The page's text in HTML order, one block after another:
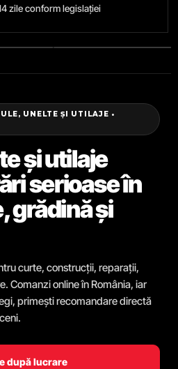
zile conform legislației
UNELTE ȘI UTILAJE •
și utilaje
serioase în
grădină și
curte, construcții, reparații,
Comanzi online în România, iar
primești recomandare directă
după lucrare